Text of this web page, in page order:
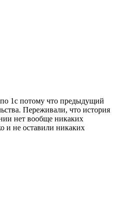
1с потому что предыдущий
Переживали, что история
нет вообще никаких
и не оставили никаких